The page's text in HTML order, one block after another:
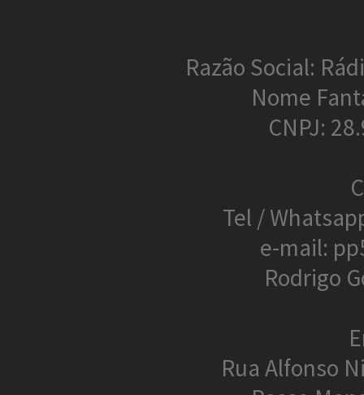
Razão Social:
Nome
CNPJ:
Tel /
e-mail:
Rodrigo
Rua Alfonso